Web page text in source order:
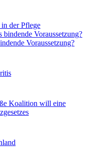
der Pflege
Voraussetzung?
Koalition will eine